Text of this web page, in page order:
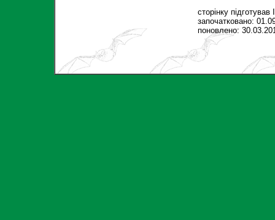
сторінку підготував
започатковано:
поновлено: